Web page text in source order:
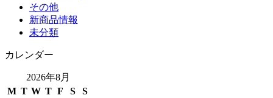
その他
新商品情報
未分類
カレンダー
2026年8月
M T W T F S
S